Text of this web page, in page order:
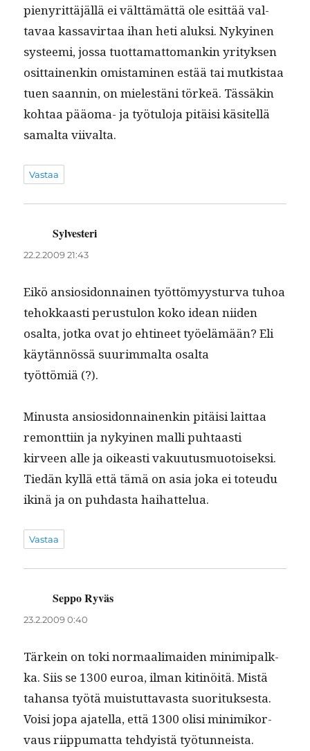
pienyrit­täjäl­lä ei vält­tämät­tä ole esit­tää val­
tavaa kas­savir­taa ihan heti aluk­si. Nykyi­nen
sys­tee­mi, jos­sa tuot­ta­mat­tomankin yri­tyk­sen
osit­tainenkin omis­t­a­mi­nen estää tai mutk­istaa
tuen saan­nin, on mielestäni törkeä. Tässäkin
kohtaa pääo­ma- ja työ­tu­lo­ja pitäisi käsitel­lä
samal­ta viivalta.
Vastaa
Sylvesteri
22.2.2009 21:43
Eikö ansiosi­don­nainen työt­tömyys­tur­va tuhoa
tehokkaasti perus­tu­lon koko idean niiden
osalta, jot­ka ovat jo ehti­neet työelämään? Eli
käytän­nössä suurim­mal­ta osalta
työttömiä (?).
Minus­ta ansiosi­don­nainenkin pitäisi lait­taa
remont­ti­in ja nykyi­nen malli puh­taasti
kirveen alle ja oikeasti vaku­u­tus­muo­toisek­si.
Tiedän kyl­lä että tämä on asia joka ei toteudu
ikinä ja on puh­das­ta haihattelua.
Vastaa
Seppo Ryväs
23.2.2009 0:40
Tärkein on toki nor­maal­i­maid­en min­imi­palk­
ka. Siis se 1300 euroa, ilman kit­inöitä. Mis­tä
tahansa työtä muis­tut­tavas­ta suorituk­ses­ta.
Voisi jopa ajatel­la, että 1300 olisi min­imiko­r­
vaus riip­pumat­ta tehdy­istä työ­tun­neista.